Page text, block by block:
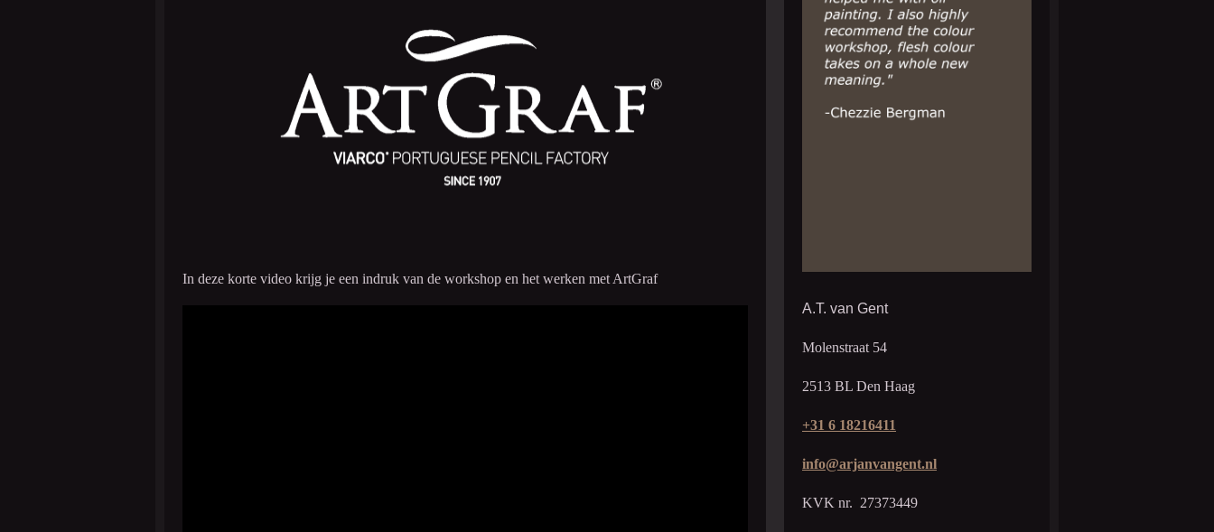
In deze korte video krijg je een indruk van de workshop en het werken met ArtGraf
A.T. van Gent
Molenstraat 54
2513 BL Den Haag
+31 6 18216411
info@arjanvangent.nl
KVK nr. 27373449